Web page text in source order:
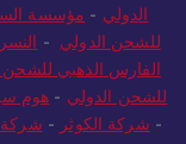
الدولي - مؤسسة
للشحن الدولي -
الفارس الذهبي للشحن
للشحن الدولي - هوم
- شركة الكوثر - شركة